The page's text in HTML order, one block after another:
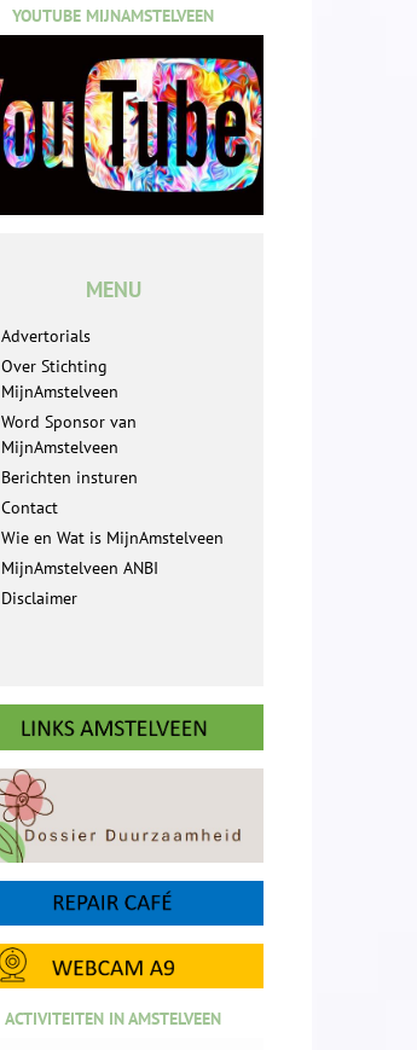
YOUTUBE MIJNAMSTELVEEN
MENU
Advertorials
Over Stichting
MijnAmstelveen
Word Sponsor van
MijnAmstelveen
Berichten insturen
Contact
Wie en Wat is MijnAmstelveen
MijnAmstelveen ANBI
Disclaimer
ACTIVITEITEN IN AMSTELVEEN